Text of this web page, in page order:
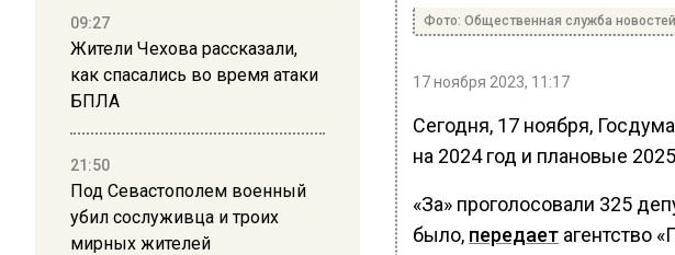
09:27
Жители Чехова рассказали,
как спасались во время атаки
БПЛА
21:50
Под Севастополем военный
убил сослуживца и троих
мирных жителей
Фото: Общественная служба новостей
17 ноября 2023, 11:17
Сегодня, 17 ноября,
на 2024 год и плановые
«За» проголосовали 325
было, передаетагентство